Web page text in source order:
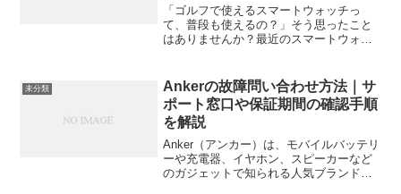
「ゴルフで使えるスマートウォッチっ
て、普段も使えるの？」そう思ったこと
はありませんか？最近のスマートウォッ
モデルが増えています。この記事では、
ゴルフ用スマートウォッチの...
未分類
Ankerの故障問い合わせ方法｜サ
ポート窓口や保証期間の確認手順
を解説
Anker（アンカー）は、モバイルバッテリ
ーや充電器、イヤホン、スピーカーなど
のガジェットで知られる人気ブランドで